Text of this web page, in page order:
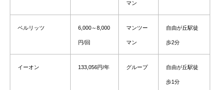
マン
ベルリッツ 6,000～8,000
円/回
マンツー
マン
自由が丘駅徒
歩2分
イーオン 133,056円/年 グループ 自由が丘駅徒
歩1分